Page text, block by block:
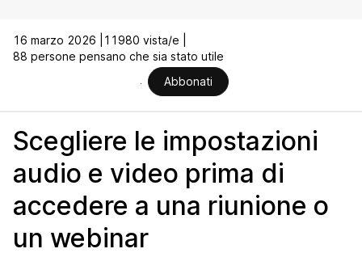
16 marzo 2026 |
11980 vista/e |
88 persone pensano che sia stato utile
Abbonati
Scegliere le impostazioni
audio e video prima di
accedere a una riunione o
un webinar